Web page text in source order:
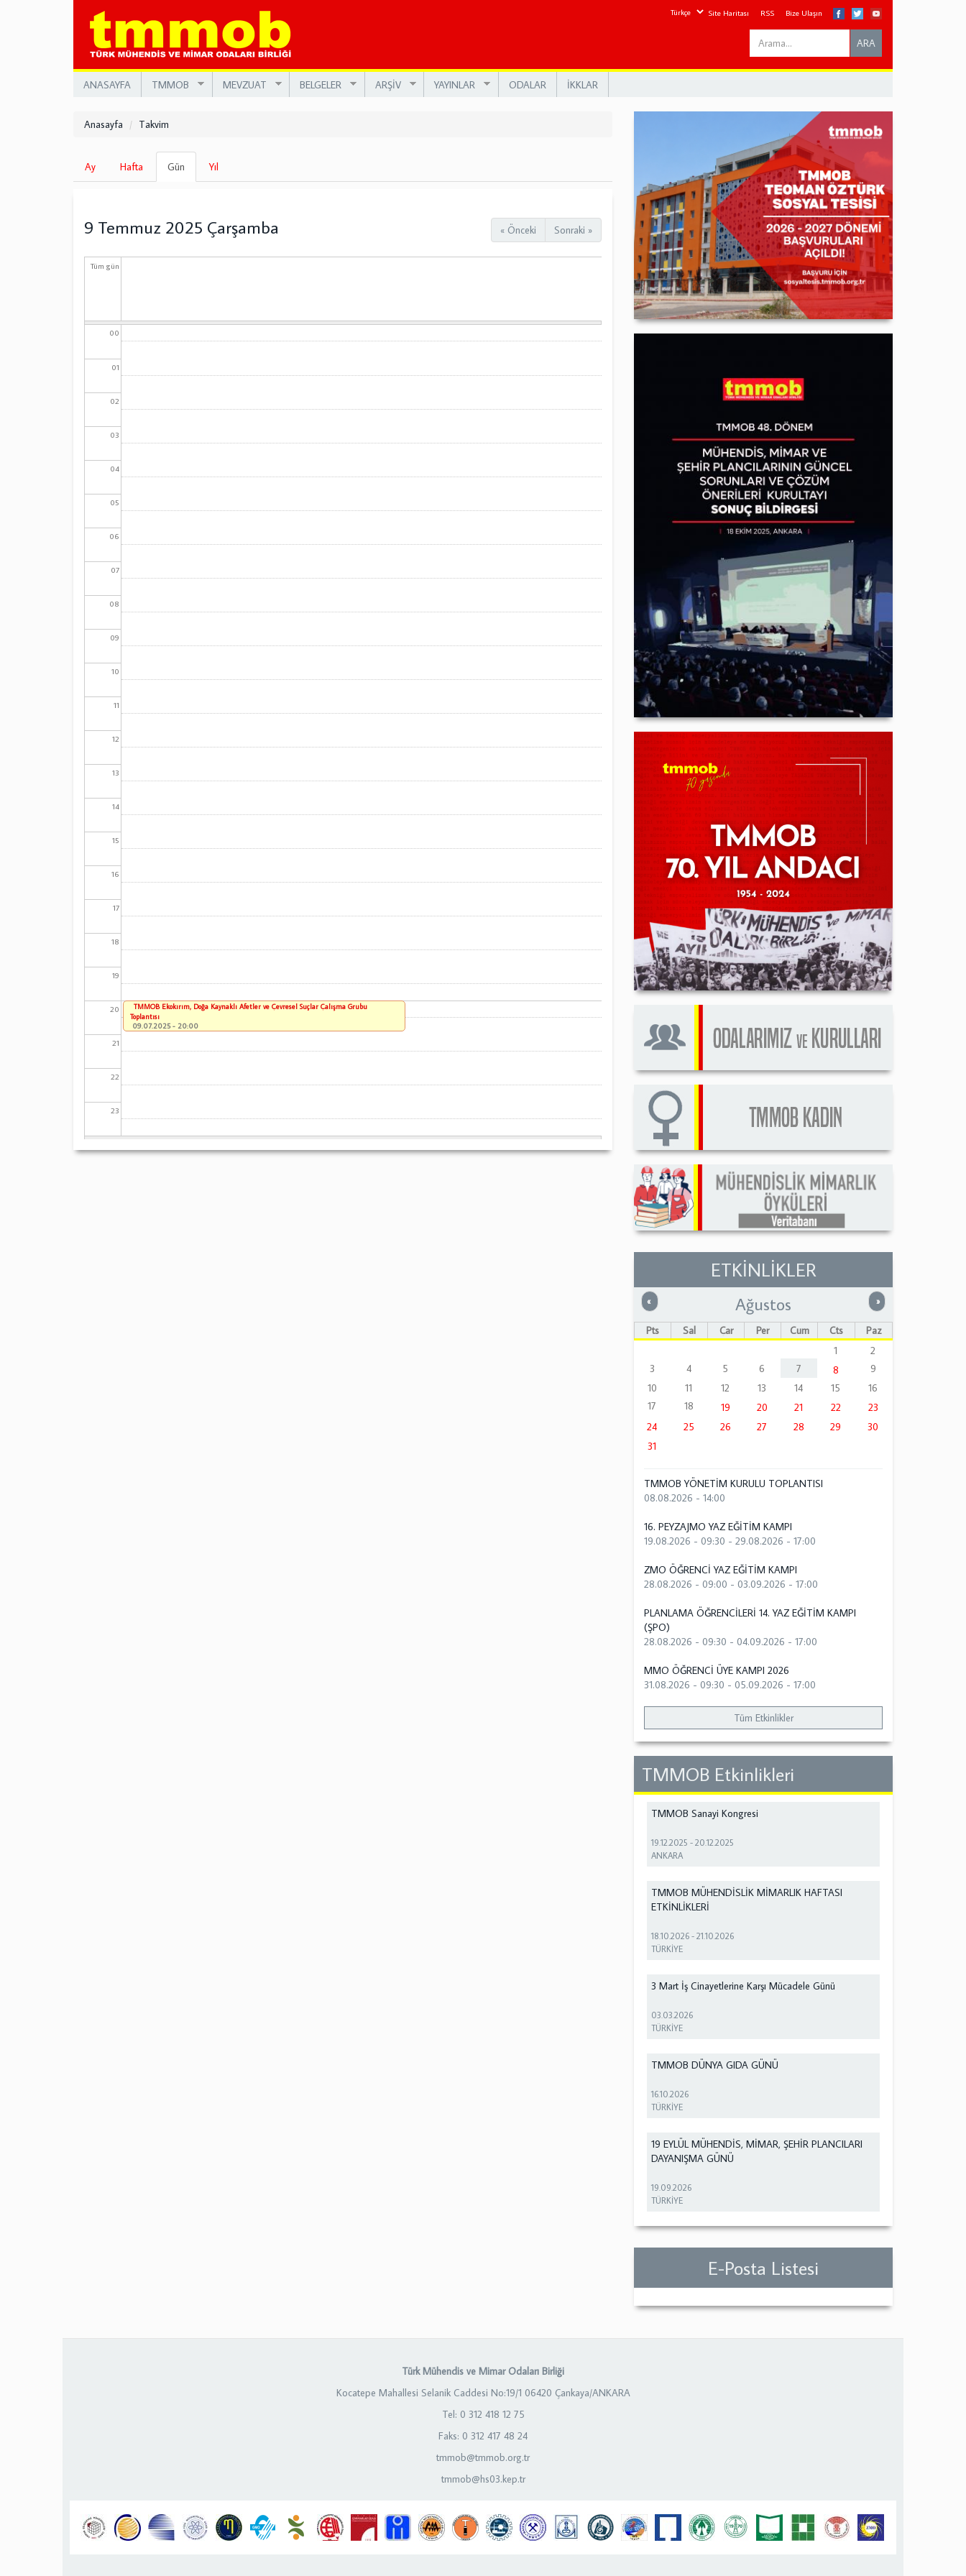
Site Haritası RSS Bize Ulaşın
Search
this
ARA
ANASAYFA TMMOB MEVZUAT BELGELER ARŞİV YAYINLAR ODALAR İKKLAR
Anasayfa Takvim
Birincil
sekmeler
Ay Hafta Gün
sekme)
Yıl
« Önceki Sonraki »
9 Temmuz 2025 Çarşamba
Tüm gün
00
01
02
03
04
05
06
07
08
09
10
11
12
13
14
15
16
17
18
19
20
21
22
23
TMMOB Ekokırım, Doğa Kaynaklı Afetler ve Çevresel Suçlar Çalışma Grubu
Toplantısı
09.07.2025 - 20:00
ETKİNLİKLER
« Önceki »Sonraki
Ağustos
Pts Sal Çar Per Cum Cts
Paz
1
2
3
4 5 6 7 8
9
10
11 12 13 14 15
16
17
18 19 20 21 22
23
24
25 26 27 28 29
30
31
TMMOB YÖNETİM KURULU TOPLANTISI
08.08.2026 - 14:00
16. PEYZAJMO YAZ EĞİTİM KAMPI
19.08.2026 - 09:30 -29.08.2026 - 17:00
ZMO ÖĞRENCİ YAZ EĞİTİM KAMPI
28.08.2026 - 09:00 -03.09.2026 - 17:00
PLANLAMA ÖĞRENCİLERİ 14. YAZ EĞİTİM KAMPI
(ŞPO)
28.08.2026 - 09:30 -04.09.2026 - 17:00
MMO ÖĞRENCİ ÜYE KAMPI 2026
31.08.2026 - 09:30 -05.09.2026 - 17:00
Tüm Etkinlikler
TMMOB Etkinlikleri
TMMOB Sanayi Kongresi
19.12.2025 -20.12.2025
ANKARA
TMMOB MÜHENDİSLİK MİMARLIK HAFTASI
ETKİNLİKLERİ
18.10.2026 -21.10.2026
TÜRKİYE
3 Mart İş Cinayetlerine Karşı Mücadele Günü
03.03.2026
TÜRKİYE
TMMOB DÜNYA GIDA GÜNÜ
16.10.2026
TÜRKİYE
19 EYLÜL MÜHENDİS, MİMAR, ŞEHİR PLANCILARI
DAYANIŞMA GÜNÜ
19.09.2026
TÜRKİYE
E-Posta Listesi
Türk Mühendis ve Mimar Odaları Birliği
Kocatepe Mahallesi Selanik Caddesi No:19/1 06420 Çankaya/ANKARA
Tel: 0 312 418 12 75
Faks: 0 312 417 48 24
tmmob@tmmob.org.tr
tmmob@hs03.kep.tr